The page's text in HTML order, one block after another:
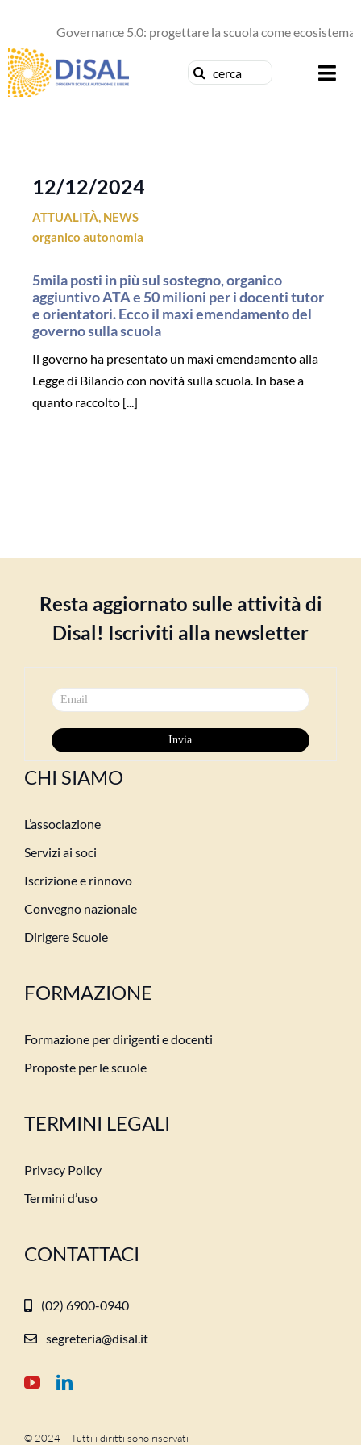
contenuto
Governance 5.0: progettare la scuola come ecosistema
Cerca
Formazione
Pubblicazioni
Contattaci
12/12/2024
ATTUALITÀ, NEWS
organico autonomia
5mila posti in più sul sostegno, organico
aggiuntivo ATA e 50 milioni per i docenti tutor
e orientatori. Ecco il maxi emendamento del
governo sulla scuola
Il governo ha presentato un maxi emendamento alla
Legge di Bilancio con novità sulla scuola. In base a
quanto raccolto [...]
Resta aggiornato sulle attività di
Disal! Iscriviti alla newsletter
CHI SIAMO
L’associazione
Servizi ai soci
Iscrizione e rinnovo
Convegno nazionale
Dirigere Scuole
FORMAZIONE
Formazione per dirigenti e docenti
Proposte per le scuole
TERMINI LEGALI
Privacy Policy
Termini d’uso
CONTATTACI
(02) 6900-0940
segreteria@disal.it
© 2024 – Tutti i diritti sono riservati